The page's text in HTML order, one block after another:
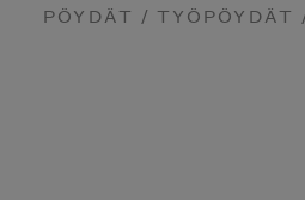
PÖYDÄT / TYÖPÖYDÄT